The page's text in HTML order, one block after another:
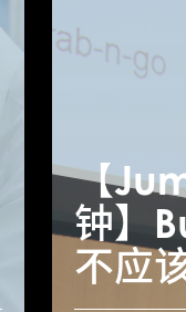
【
钟】
梦想就
【
钟】
不应